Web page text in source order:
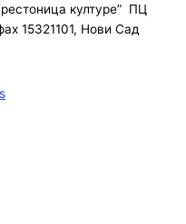
културе” ПЦ
15321101, Нови Сад